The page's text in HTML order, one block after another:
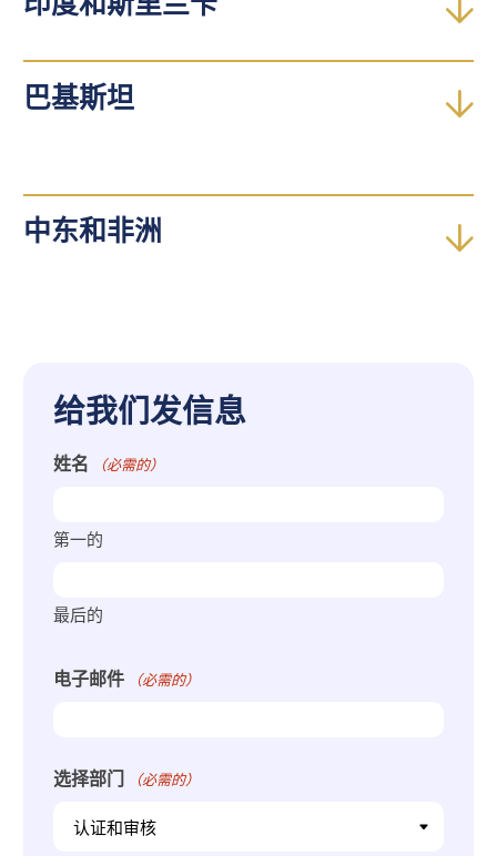
巴基斯坦
中东和非洲
给我们发信息
姓名 （必需的）
第一的
最后的
电子邮件 （必需的）
选择部门 （必需的）